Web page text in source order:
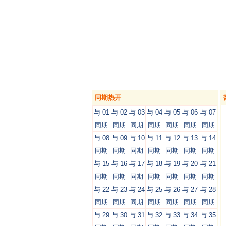
同期热开
与 01
同期
与 02
同期
与 03
同期
与 04
同期
与 05
同期
与 06
同期
与 07
同期
与 08
同期
与 09
同期
与 10
同期
与 11
同期
与 12
同期
与 13
同期
与 14
同期
与 15
同期
与 16
同期
与 17
同期
与 18
同期
与 19
同期
与 20
同期
与 21
同期
与 22
同期
与 23
同期
与 24
同期
与 25
同期
与 26
同期
与 27
同期
与 28
同期
与 29 与 30 与 31 与 32 与 33 与 34 与 35